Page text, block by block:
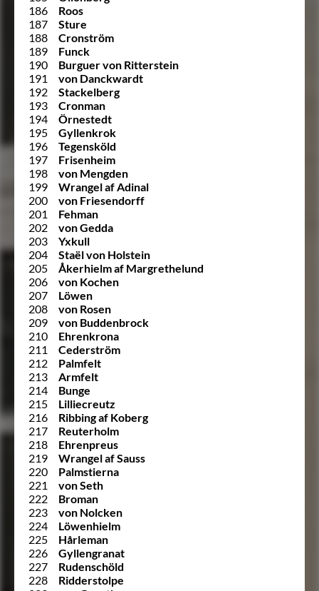
186
Roos
187
Sture
188
Cronström
189
Funck
190
Burguer von Ritterstein
191
von Danckwardt
192
Stackelberg
193
Cronman
194
Örnestedt
195
Gyllenkrok
196
Tegensköld
197
Frisenheim
198
von Mengden
199
Wrangel af Adinal
200
von Friesendorff
201
Fehman
202
von Gedda
203
Yxkull
204
Staël von Holstein
205
Åkerhielm af Margrethelund
206
von Kochen
207
Löwen
208
von Rosen
209
von Buddenbrock
210
Ehrenkrona
211
Cederström
212
Palmfelt
213
Armfelt
214
Bunge
215
Lilliecreutz
216
Ribbing af Koberg
217
Reuterholm
218
Ehrenpreus
219
Wrangel af Sauss
220
Palmstierna
221
von Seth
222
Broman
223
von Nolcken
224
Löwenhielm
225
Hårleman
226
Gyllengranat
227
Rudenschöld
228
Ridderstolpe